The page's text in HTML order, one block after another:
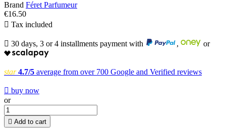
Brand Féret Parfumeur
€16.50
 Tax included
 30 days, 3 or 4 installments payment with , or
star 4.7/5 average from over 700 Google and Verified reviews
 buy now
or
 Add to cart